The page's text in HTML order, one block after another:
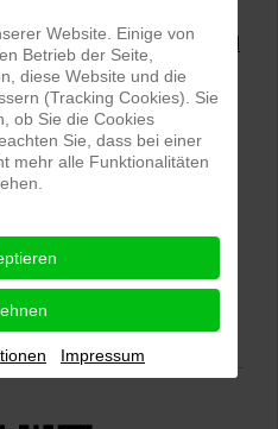
kommt es an!
transparentem Hintergrund
und Bildbearbeitung in
Rezensionen (Stand
|Bewertung abgeben
Website. Einige von
Betrieb der Seite,
diese Website und die
(Tracking Cookies). Sie
ob Sie die Cookies
Sie, dass bei einer
mehr alle Funktionalitäten
Impressum